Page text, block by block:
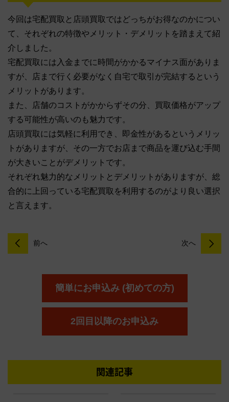
今回は宅配買取と店頭買取ではどっちがお得なのかについ
て、それぞれの特徴やメリット・デメリットを踏まえて紹
介しました。
宅配買取には入金までに時間がかかるマイナス面がありま
すが、店まで行く必要がなく自宅で取引が完結するという
メリットがあります。
また、店舗のコストがかからずその分、買取価格がアップ
する可能性が高いのも魅力です。
店頭買取には気軽に利用でき、即金性があるというメリッ
トがありますが、その一方でお店まで商品を運び込む手間
が大きいことがデメリットです。
それぞれ魅力的なメリットとデメリットがありますが、総
合的に上回っている宅配買取を利用するのがより良い選択
と言えます。
前へ 次へ
簡単にお申込み (初めての方)
2回目以降のお申込み
関連記事